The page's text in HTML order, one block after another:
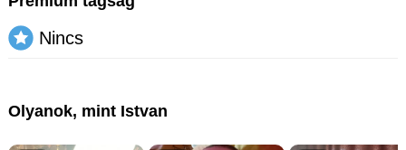
Nincs
Olyanok, mint Istvan